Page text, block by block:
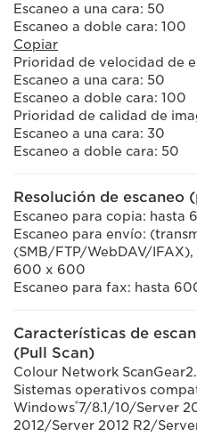
Escaneo a una cara: 50
Escaneo a doble cara: 100
Copiar
Prioridad de velocidad de
Escaneo a una cara: 50
Escaneo a doble cara: 100
Prioridad de calidad de
Escaneo a una cara: 30
Escaneo a doble cara: 50
Resolución de escaneo
Escaneo para copia: hasta
Escaneo para envío:
(SMB/FTP/WebDAV/
600 x 600
Escaneo para fax: hasta
Características de
(Pull Scan)
Colour Network
Sistemas operativos
Windows®7/8.1/10/Server
2012/Server 2012 R2/